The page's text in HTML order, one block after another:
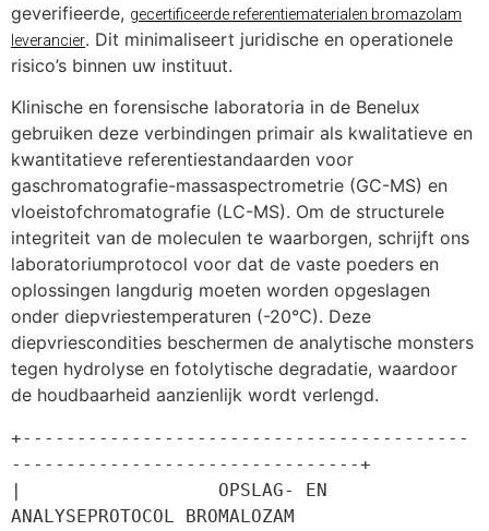
geverifieerde, gecertificeerde referentiematerialen bromazolam
leverancier. Dit minimaliseert juridische en operationele
risico’s binnen uw instituut.
Klinische en forensische laboratoria in de Benelux
gebruiken deze verbindingen primair als kwalitatieve en
kwantitatieve referentiestandaarden voor
gaschromatografie-massaspectrometrie (GC-MS) en
vloeistofchromatografie (LC-MS). Om de structurele
integriteit van de moleculen te waarborgen, schrijft ons
laboratoriumprotocol voor dat de vaste poeders en
oplossingen langdurig moeten worden opgeslagen
onder diepvriestemperaturen (-20°C). Deze
diepvriescondities beschermen de analytische monsters
tegen hydrolyse en fotolytische degradatie, waardoor
de houdbaarheid aanzienlijk wordt verlengd.
+-----------------------------------------
--------------------------------+
|                  OPSLAG- EN
ANALYSEPROTOCOL BROMALOZAM